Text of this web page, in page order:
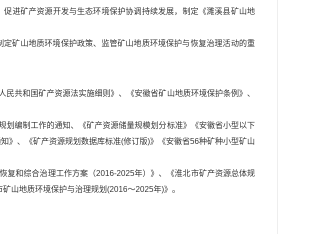
进矿产资源开发与生态环境保护协调持续发展，制定《濉溪县矿山地
矿山地质环境保护政策、监管矿山地质环境保护与恢复治理活动的重
共和国矿产资源法实施细则》、《安徽省矿山地质环境保护条例》、
编制工作的通知、《矿产资源储量规模划分标准》《安徽省小型以下
》、《矿产资源规划数据库标准(修订版)》《安徽省56种矿种小型矿山
复和综合治理工作方案（2016-2025年）》、《淮北市矿产资源总体规
山地质环境保护与治理规划(2016～2025年)》。